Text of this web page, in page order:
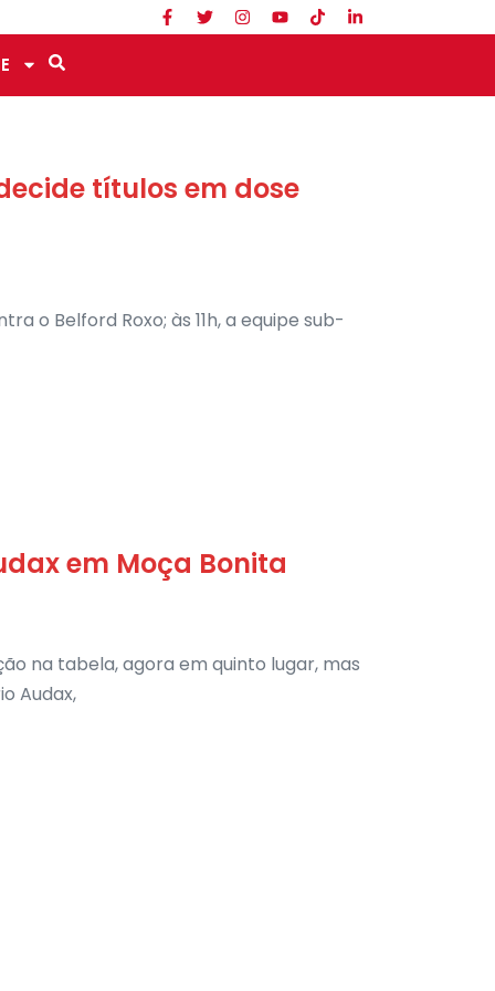
títulos em dose
o Belford Roxo; às 11h, a equipe sub-
em Moça Bonita
na tabela, agora em quinto lugar, mas
Audax,